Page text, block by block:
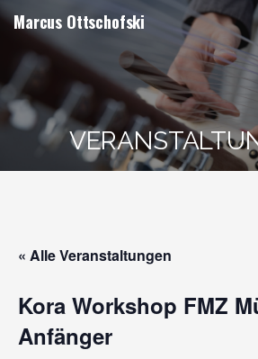
Zum
Inhalt
springen
Marcus Ottschofski
« Alle Veranstaltungen
Kora Workshop FMZ
Anfänger